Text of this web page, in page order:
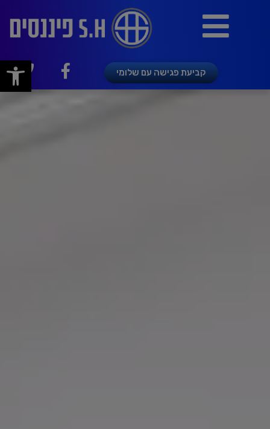
קביעת פגישה עם שלומי